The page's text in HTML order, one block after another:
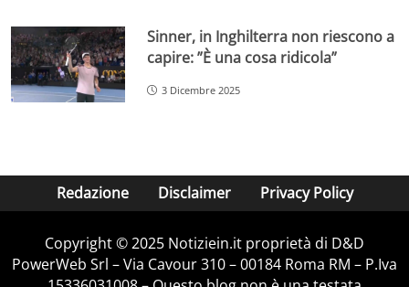
Sinner, in Inghilterra non riescono a
capire: ”È una cosa ridicola”
3 Dicembre 2025
Redazione Disclaimer Privacy Policy
Copyright © 2025 Notiziein.it proprietà di D&D
PowerWeb Srl – Via Cavour 310 – 00184 Roma RM – P.Iva